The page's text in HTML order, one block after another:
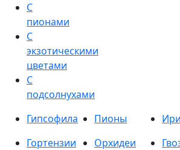
С
пионами
С
экзотическими
цветами
С
подсолнухами
Гипсофила Пионы
Гортензии
Орхидеи